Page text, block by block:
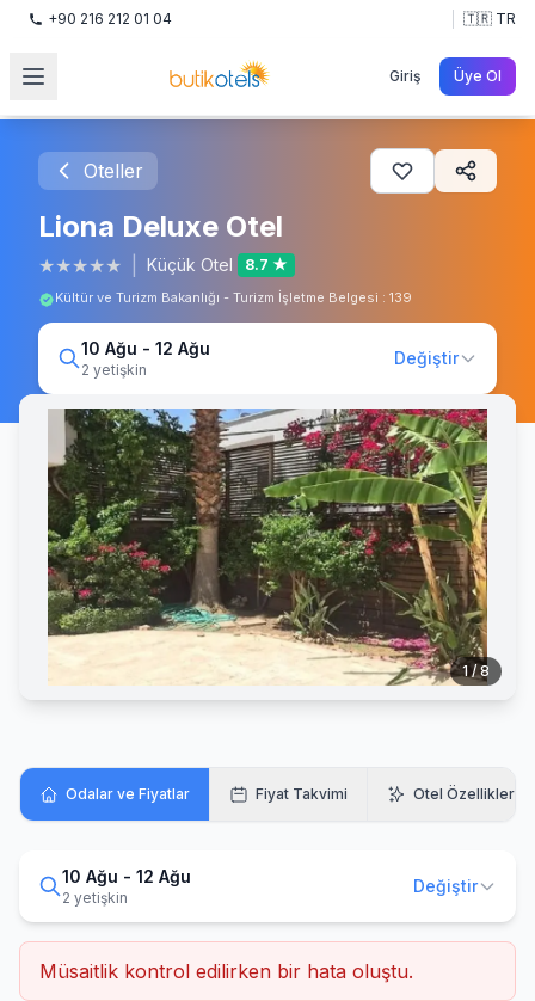
+90 216 212 01 04 🇹🇷 TR
Giriş Üye Ol
Oteller
Liona Deluxe Otel
★★★★★ Küçük Otel 8.7 ★
Kültür ve Turizm Bakanlığı - Turizm İşletme Belgesi : 139
10 Ağu - 12 Ağu
2 yetişkin
Değiştir
1 / 8
Odalar ve Fiyatlar Fiyat Takvimi Otel Özellikleri
10 Ağu - 12 Ağu
2 yetişkin
Değiştir
Müsaitlik kontrol edilirken bir hata oluştu.